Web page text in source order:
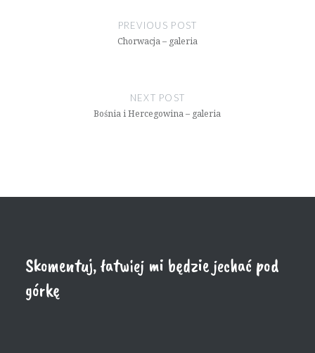
PREVIOUS POST
Chorwacja – galeria
NEXT POST
Bośnia i Hercegowina – galeria
Skomentuj, łatwiej mi będzie jechać pod
górkę